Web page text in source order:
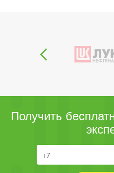
Получить